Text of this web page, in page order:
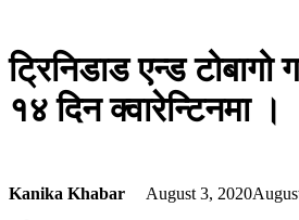
ट्रिनिडाड एन्ड टोबागो
१४ दिन क्वारेन्टिनमा ।
Kanika Khabar August 3, 2020